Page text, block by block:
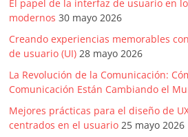
El papel de la interfaz de usuario en
modernos 30 mayo 2026
Creando experiencias memorables
de usuario (UI) 28 mayo 2026
La Revolución de la Comunicación:
Comunicación Están Cambiando el
Mejores prácticas para el diseño de
centrados en el usuario 25 mayo 2026